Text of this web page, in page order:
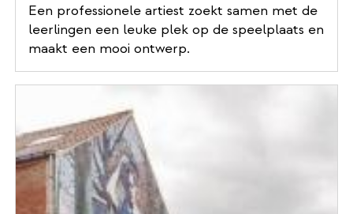
Een professionele artiest zoekt samen met de
leerlingen een leuke plek op de speelplaats en
maakt een mooi ontwerp.